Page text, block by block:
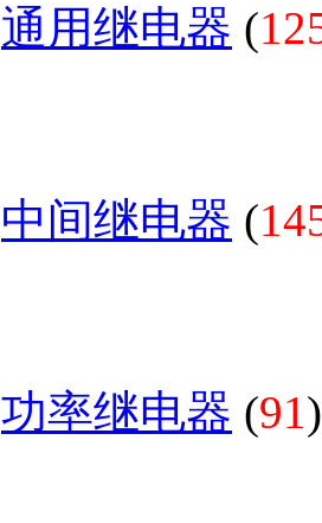
通用继电器 (
中间继电器 (
功率继电器 (91)